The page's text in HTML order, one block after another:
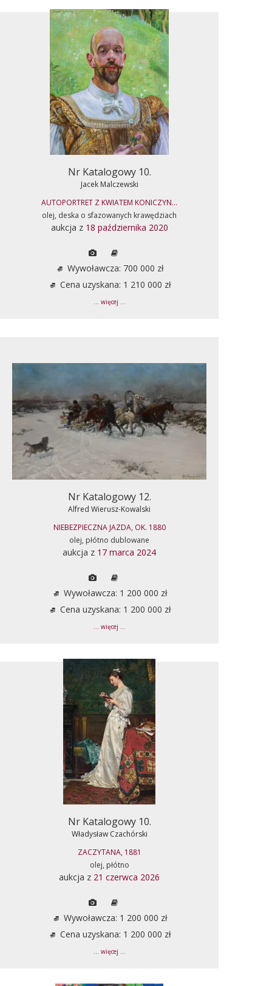
Nr Katalogowy 10.
Jacek Malczewski
AUTOPORTRET Z KWIATEM KONICZYN...
olej, deska o sfazowanych krawędziach
aukcja z 18 października 2020
Wywoławcza: 700 000 zł
Cena uzyskana: 1 210 000 zł
... więcej ...
Nr Katalogowy 12.
Alfred Wierusz-Kowalski
NIEBEZPIECZNA JAZDA, OK. 1880
olej, płótno dublowane
aukcja z 17 marca 2024
Wywoławcza: 1 200 000 zł
Cena uzyskana: 1 200 000 zł
... więcej ...
Nr Katalogowy 10.
Władysław Czachórski
ZACZYTANA, 1881
olej, płótno
aukcja z 21 czerwca 2026
Wywoławcza: 1 200 000 zł
Cena uzyskana: 1 200 000 zł
... więcej ...